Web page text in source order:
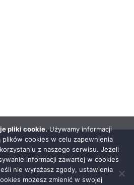
pliki cookie.Używamy informacji
plików cookies w celu zapewnienia
z naszego serwisu. Jeżeli
informacji zawartej w cookies
nie wyrażasz zgody, ustawienia
możesz zmienić w swojej